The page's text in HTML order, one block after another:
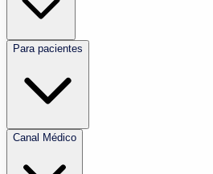
Para pacientes
Canal Médico